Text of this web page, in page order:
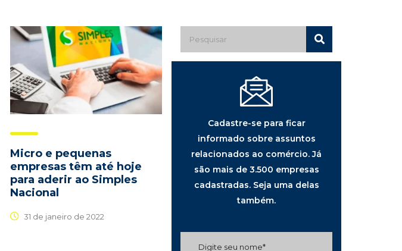
Micro e pequenas
empresas têm até hoje
para aderir ao Simples
Nacional
31 de janeiro de 2022
Cadastre-se para ficar
informado sobre assuntos
relacionados ao comércio. Já
são mais de 3.500 empresas
cadastradas. Seja uma delas
também.